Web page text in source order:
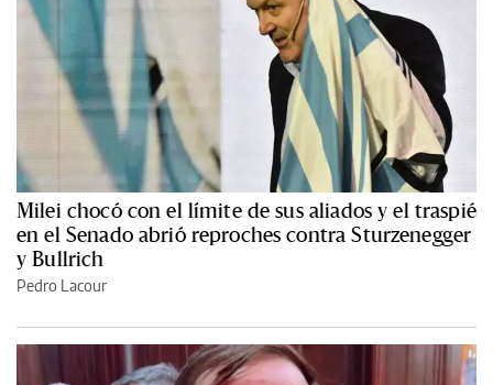
Milei chocó con el límite de sus aliados y el traspié
en el Senado abrió reproches contra Sturzenegger
y Bullrich
Pedro Lacour